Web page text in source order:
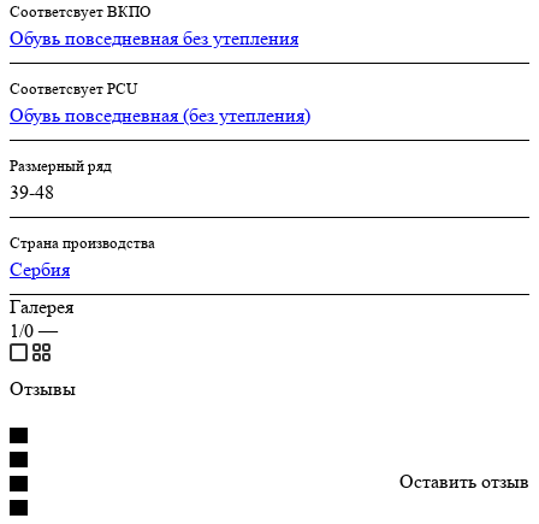
Соответсвует ВКПО
Обувь повседневная без утепления
Соответсвует PCU
Обувь повседневная (без утепления)
Размерный ряд
39-48
Страна производства
Сербия
Галерея
1/0 —
Отзывы
Оставить отзыв